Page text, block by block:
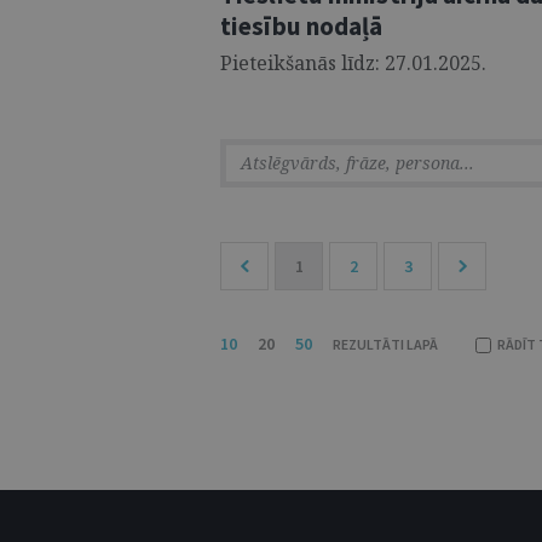
tiesību nodaļā
Pieteikšanās līdz: 27.01.2025.
1 2 3
10 20 50 REZULTĀTI LAPĀ RĀDĪT